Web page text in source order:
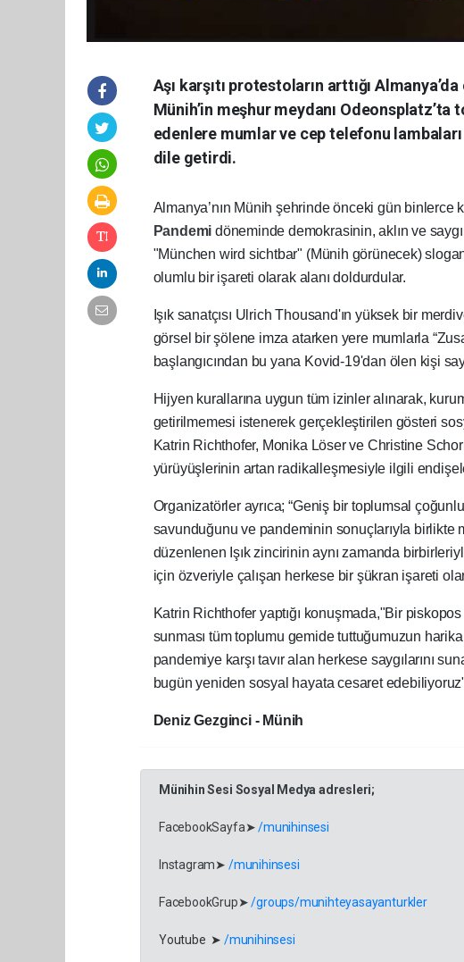
Aşı karşıtı protestoların arttığı
Münih’in meşhur meydanı
edenlere mumlar ve cep telefonu
dile getirdi.
Almanya’nın Münih şehrinde önceki gün binlerce
Pandemi döneminde demokrasinin, aklın ve
"München wird sichtbar" (Münih görünecek)
olumlu bir işareti olarak alanı doldurdular.
Işık sanatçısı Ulrich Thousand'ın yüksek bir
görsel bir şölene imza atarken yere mumlarla
başlangıcından bu yana Kovid-19'dan ölen kişi
Hijyen kurallarına uygun tüm izinler alınarak,
getirilmemesi istenerek gerçekleştirilen gösteri
Katrin Richthofer, Monika Löser ve Christine
yürüyüşlerinin artan radikalleşmesiyle ilgili
Organizatörler ayrıca; “Geniş bir toplumsal
savunduğunu ve pandeminin sonuçlarıyla
düzenlenen Işık zincirinin aynı zamanda
için özveriyle çalışan herkese bir şükran işareti
Katrin Richthofer yaptığı konuşmada,"Bir
sunması tüm toplumu gemide tuttuğumuzun
pandemiye karşı tavır alan herkese saygılarını
bugün yeniden sosyal hayata cesaret
Deniz Gezginci - Münih
Münihin Sesi Sosyal Medya adresleri;
FacebookSayfa➤/munihinsesi
Instagram➤ /munihinsesi
FacebookGrup➤/groups/munihteyasayanturkler
Youtube ➤ /munihinsesi